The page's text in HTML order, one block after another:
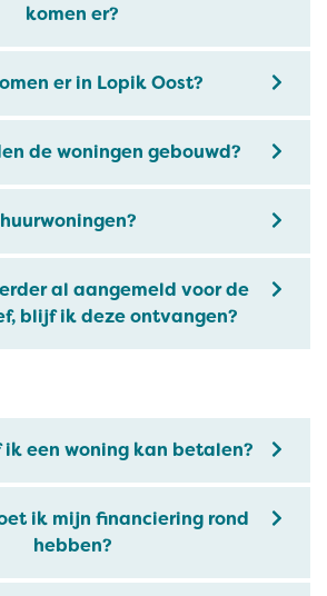
komen er?
er in Lopik Oost?
de woningen gebouwd?
al aangemeld voor de
blijf ik deze ontvangen?
ik een woning kan betalen?
ik mijn financiering rond
hebben?